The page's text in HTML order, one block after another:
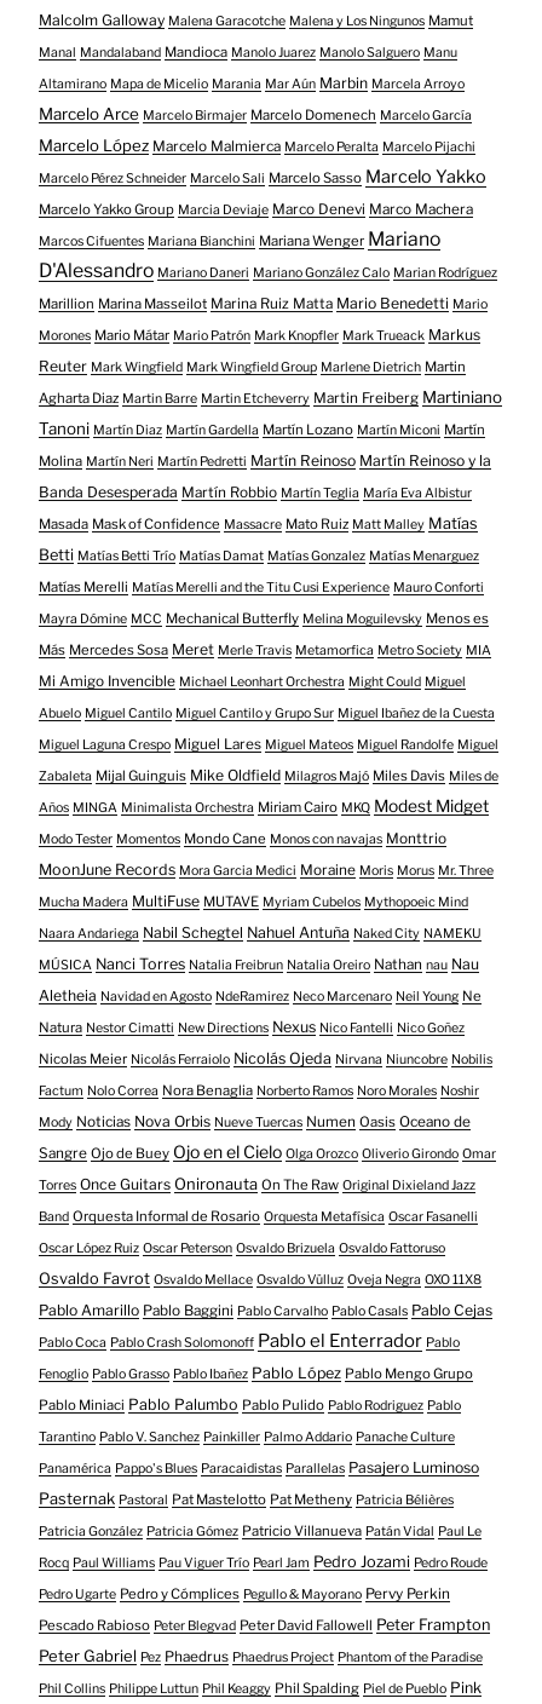
Malcolm Galloway Malena Garacotche Malena y Los Ningunos Mamut
Manal Mandalaband Mandioca Manolo Juarez Manolo Salguero Manu
Altamirano Mapa de Micelio Marania Mar Aún Marbin Marcela Arroyo
Marcelo Arce Marcelo Birmajer Marcelo Domenech Marcelo García
Marcelo López Marcelo Malmierca Marcelo Peralta Marcelo Pijachi
Marcelo Pérez Schneider Marcelo Sali Marcelo Sasso Marcelo Yakko
Marcelo Yakko Group Marcia Deviaje Marco Denevi Marco Machera
Marcos Cifuentes Mariana Bianchini Mariana Wenger Mariano
D'Alessandro Mariano Daneri Mariano González Calo Marian Rodríguez
Marillion Marina Masseilot Marina Ruiz Matta Mario Benedetti Mario
Morones Mario Mátar Mario Patrón Mark Knopfler Mark Trueack Markus
Reuter Mark Wingfield Mark Wingfield Group Marlene Dietrich Martin
Agharta Diaz Martin Barre Martin Etcheverry Martin Freiberg Martiniano
Tanoni Martín Diaz Martín Gardella Martín Lozano Martín Miconi Martín
Molina Martín Neri Martín Pedretti Martín Reinoso Martín Reinoso y la
Banda Desesperada Martín Robbio Martín Teglia María Eva Albistur
Masada Mask of Confidence Massacre Mato Ruiz Matt Malley Matías
Betti Matías Betti Trío Matías Damat Matías Gonzalez Matías Menarguez
Matías Merelli Matías Merelli and the Titu Cusi Experience Mauro Conforti
Mayra Dómine MCC Mechanical Butterfly Melina Moguilevsky Menos es
Más Mercedes Sosa Meret Merle Travis Metamorfica Metro Society MIA
Mi Amigo Invencible Michael Leonhart Orchestra Might Could Miguel
Abuelo Miguel Cantilo Miguel Cantilo y Grupo Sur Miguel Ibañez de la Cuesta
Miguel Laguna Crespo Miguel Lares Miguel Mateos Miguel Randolfe Miguel
Zabaleta Mijal Guinguis Mike Oldfield Milagros Majó Miles Davis Miles de
Años MINGA Minimalista Orchestra Miriam Cairo MKQ Modest Midget
Modo Tester Momentos Mondo Cane Monos con navajas Monttrio
MoonJune Records Mora Garcia Medici Moraine Moris Morus Mr. Three
Mucha Madera MultiFuse MUTAVE Myriam Cubelos Mythopoeic Mind
Naara Andariega Nabil Schegtel Nahuel Antuña Naked City NAMEKU
MÚSICA Nanci Torres Natalia Freibrun Natalia Oreiro Nathan nau Nau
Aletheia Navidad en Agosto NdeRamirez Neco Marcenaro Neil Young Ne
Natura Nestor Cimatti New Directions Nexus Nico Fantelli Nico Goñez
Nicolas Meier Nicolás Ferraiolo Nicolás Ojeda Nirvana Niuncobre Nobilis
Factum Nolo Correa Nora Benaglia Norberto Ramos Noro Morales Noshir
Mody Noticias Nova Orbis Nueve Tuercas Numen Oasis Oceano de
Sangre Ojo de Buey Ojo en el Cielo Olga Orozco Oliverio Girondo Omar
Torres Once Guitars Onironauta On The Raw Original Dixieland Jazz
Band Orquesta Informal de Rosario Orquesta Metafísica Oscar Fasanelli
Oscar López Ruiz Oscar Peterson Osvaldo Brizuela Osvaldo Fattoruso
Osvaldo Favrot Osvaldo Mellace Osvaldo Vülluz Oveja Negra OXO 11X8
Pablo Amarillo Pablo Baggini Pablo Carvalho Pablo Casals Pablo Cejas
Pablo Coca Pablo Crash Solomonoff Pablo el Enterrador Pablo
Fenoglio Pablo Grasso Pablo Ibañez Pablo López Pablo Mengo Grupo
Pablo Miniaci Pablo Palumbo Pablo Pulido Pablo Rodriguez Pablo
Tarantino Pablo V. Sanchez Painkiller Palmo Addario Panache Culture
Panamérica Pappo's Blues Paracaidistas Parallelas Pasajero Luminoso
Pasternak Pastoral Pat Mastelotto Pat Metheny Patricia Bélières
Patricia González Patricia Gómez Patricio Villanueva Patán Vidal
Paul Le
Rocq Paul Williams Pau Viguer Trío Pearl Jam Pedro Jozami Pedro Roude
Pedro Ugarte Pedro y Cómplices Pegullo & Mayorano Pervy Perkin
Pescado Rabioso Peter Blegvad Peter David Fallowell Peter Frampton
Peter Gabriel Pez Phaedrus Phaedrus Project Phantom of the Paradise
Phil Collins Philippe Luttun Phil Keaggy Phil Spalding Piel de Pueblo Pink